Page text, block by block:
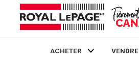
ACHETER VENDRE